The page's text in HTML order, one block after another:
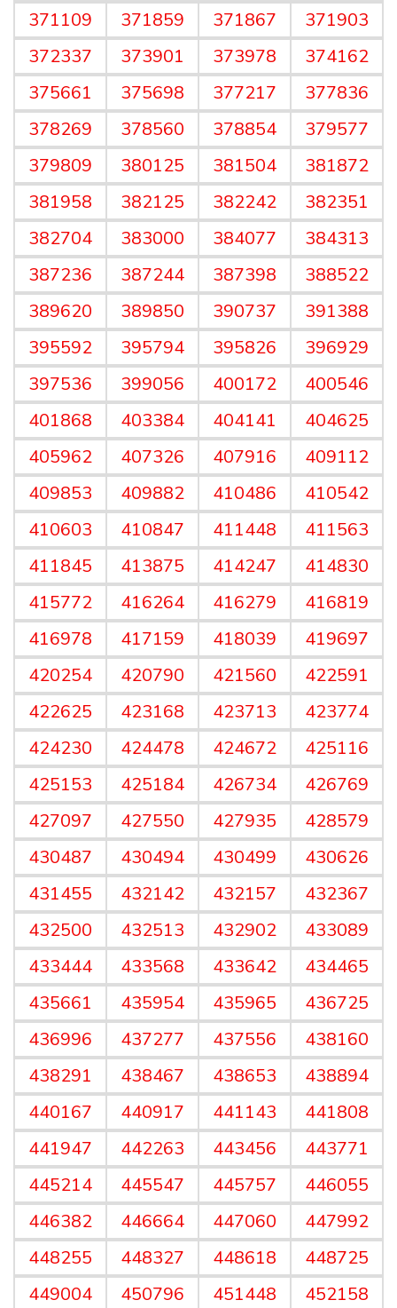
371109
371859 371867
371903
372337
373901 373978
374162
375661
375698 377217
377836
378269
378560 378854
379577
379809
380125 381504
381872
381958
382125 382242
382351
382704
383000 384077
384313
387236
387244 387398
388522
389620
389850 390737
391388
395592
395794 395826
396929
397536
399056 400172
400546
401868
403384 404141
404625
405962
407326 407916
409112
409853
409882 410486
410542
410603
410847 411448
411563
411845
413875 414247
414830
415772
416264 416279
416819
416978
417159 418039
419697
420254
420790 421560
422591
422625
423168 423713
423774
424230
424478 424672
425116
425153
425184 426734
426769
427097
427550 427935
428579
430487
430494 430499
430626
431455
432142 432157
432367
432500
432513 432902
433089
433444
433568 433642
434465
435661
435954 435965
436725
436996
437277 437556
438160
438291
438467 438653
438894
440167
440917 441143
441808
441947
442263 443456
443771
445214
445547 445757
446055
446382
446664 447060
447992
448255
448327 448618
448725
449004
450796 451448
452158